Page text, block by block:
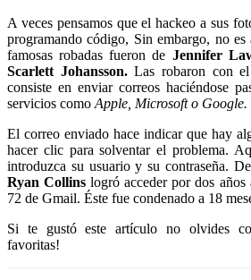
A veces pensamos que el hackeo a sus
programando código, Sin embargo, no
famosas robadas fueron de Jennifer
Scarlett Johansson.Las robaron con
consiste en enviar correos haciéndose
servicios como Apple, Microsoft o Google.
El correo enviado hace indicar que hay
hacer clic para solventar el problema.
introduzca su usuario y su contraseña.
Ryan Collinslogró acceder por dos
72 de Gmail. Éste fue condenado a 18
Si te gustó este artículo no olvides
favoritas!